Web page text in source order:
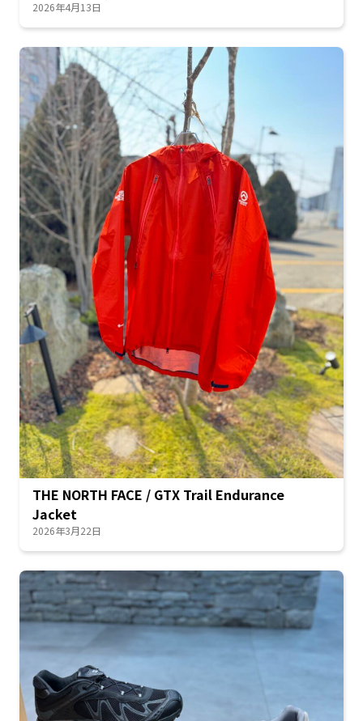
2026年4月13日
THE NORTH FACE / GTX Trail Endurance
Jacket
2026年3月22日